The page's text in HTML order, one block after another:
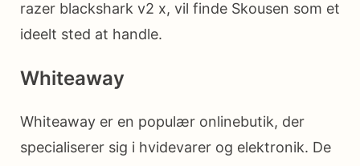
razer blackshark v2 x, vil finde Skousen som et
ideelt sted at handle.
Whiteaway
Whiteaway er en populær onlinebutik, der
specialiserer sig i hvidevarer og elektronik. De